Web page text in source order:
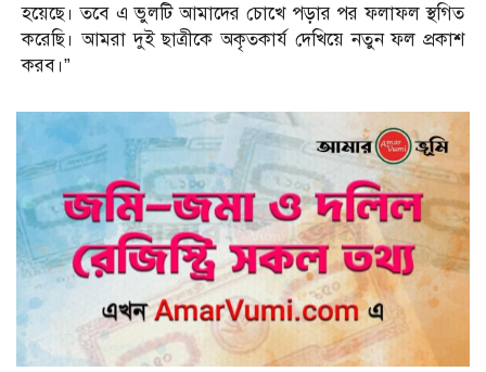
হয়েছে। তবে এ ভুলটি আমাদের চোখে পড়ার পর ফলাফল স্থগিত
করেছি। আমরা দুই ছাত্রীকে অকৃতকার্য দেখিয়ে নতুন ফল প্রকাশ
করব।”